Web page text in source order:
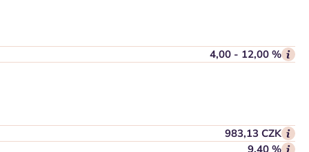
4,00 - 12,00 %
983,13 CZK
9,40 %